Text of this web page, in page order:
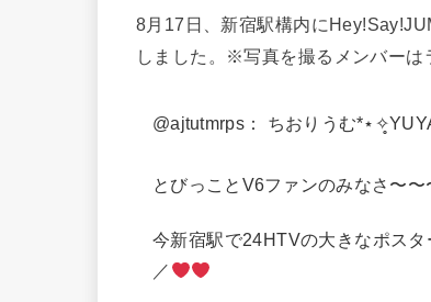
8月17日、新宿駅構内に
しました。※写真を撮るメンバー
@ajtutmrps： ちおりうむ
とびっことV6ファンのみなさ〜〜
今新宿駅で24HTVの大きなポス
／